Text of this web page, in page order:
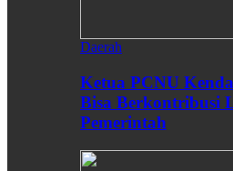
Daerah
Ketua PCNU
Bisa Berkontribusi
Pemerintah